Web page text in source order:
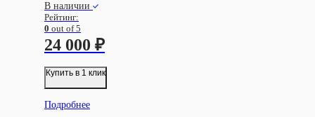
В наличии
Рейтинг:
0 out of 5
24 000 ₽
Купить в 1 клик
Подробнее